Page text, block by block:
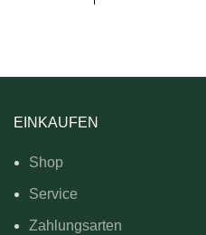
EINKAUFEN
Shop
Service
Zahlungsarten